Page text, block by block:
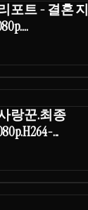
포트 - 결혼 지
랑꾼.최종
...